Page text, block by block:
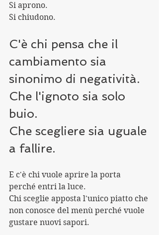
Si aprono.
Si chiudono.
C'è chi pensa che il
cambiamento sia
sinonimo di negatività.
Che l'ignoto sia solo
buio.
Che scegliere sia uguale
a fallire.
E c'è chi vuole aprire la porta
perché entri la luce.
Chi sceglie apposta l'unico piatto che
non conosce del menù perché vuole
gustare nuovi sapori.